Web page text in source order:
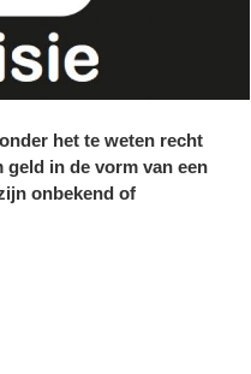
het te weten recht
geld in de vorm van een
onbekend of